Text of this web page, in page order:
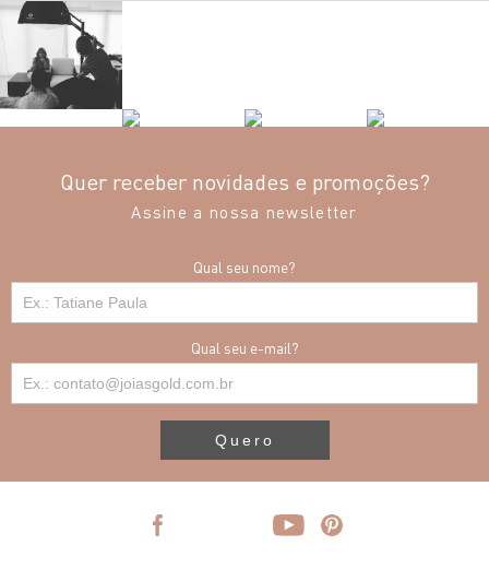
Quer receber novidades e promoções?
Assine a nossa newsletter
Qual seu nome?
Qual seu e-mail?
Quero